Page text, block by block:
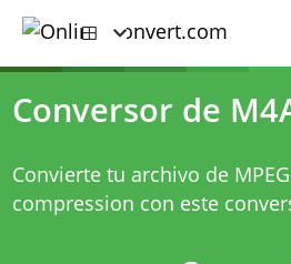
Conversor de
Convierte tu archivo de
compression con este